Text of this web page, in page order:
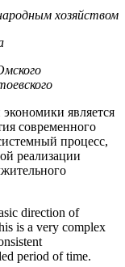
хозяйством
является
современного
процесс,
реализации
direction of
is a very complex
period of time.